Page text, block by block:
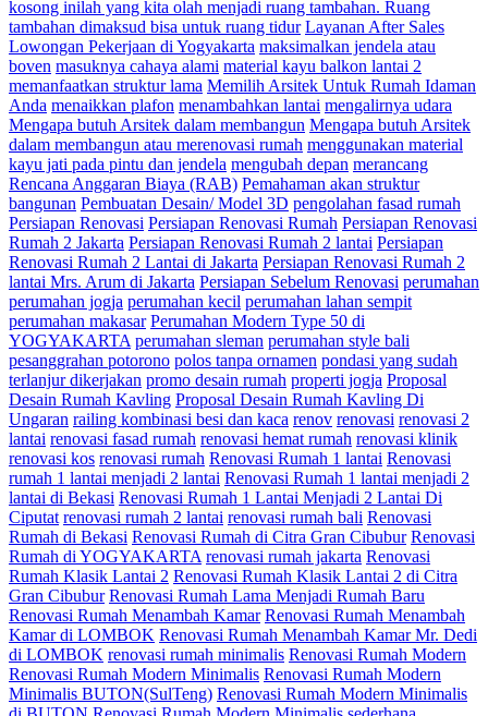
kosong inilah yang kita olah menjadi ruang tambahan. Ruang
tambahan dimaksud bisa untuk ruang tidur Layanan After Sales
Lowongan Pekerjaan di Yogyakarta maksimalkan jendela atau
boven masuknya cahaya alami material kayu balkon lantai 2
memanfaatkan struktur lama Memilih Arsitek Untuk Rumah Idaman
Anda menaikkan plafon menambahkan lantai mengalirnya udara
Mengapa butuh Arsitek dalam membangun Mengapa butuh Arsitek
dalam membangun atau merenovasi rumah menggunakan material
kayu jati pada pintu dan jendela mengubah depan merancang
Rencana Anggaran Biaya (RAB) Pemahaman akan struktur
bangunan Pembuatan Desain/ Model 3D pengolahan fasad rumah
Persiapan Renovasi Persiapan Renovasi Rumah Persiapan Renovasi
Rumah 2 Jakarta Persiapan Renovasi Rumah 2 lantai Persiapan
Renovasi Rumah 2 Lantai di Jakarta Persiapan Renovasi Rumah 2
lantai Mrs. Arum di Jakarta Persiapan Sebelum Renovasi perumahan
perumahan jogja perumahan kecil perumahan lahan sempit
perumahan makasar Perumahan Modern Type 50 di
YOGYAKARTA perumahan sleman perumahan style bali
pesanggrahan potorono polos tanpa ornamen pondasi yang sudah
terlanjur dikerjakan promo desain rumah properti jogja Proposal
Desain Rumah Kavling Proposal Desain Rumah Kavling Di
Ungaran railing kombinasi besi dan kaca renov renovasi renovasi 2
lantai renovasi fasad rumah renovasi hemat rumah renovasi klinik
renovasi kos renovasi rumah Renovasi Rumah 1 lantai Renovasi
rumah 1 lantai menjadi 2 lantai Renovasi Rumah 1 lantai menjadi 2
lantai di Bekasi Renovasi Rumah 1 Lantai Menjadi 2 Lantai Di
Ciputat renovasi rumah 2 lantai renovasi rumah bali Renovasi
Rumah di Bekasi Renovasi Rumah di Citra Gran Cibubur Renovasi
Rumah di YOGYAKARTA renovasi rumah jakarta Renovasi
Rumah Klasik Lantai 2 Renovasi Rumah Klasik Lantai 2 di Citra
Gran Cibubur Renovasi Rumah Lama Menjadi Rumah Baru
Renovasi Rumah Menambah Kamar Renovasi Rumah Menambah
Kamar di LOMBOK Renovasi Rumah Menambah Kamar Mr. Dedi
di LOMBOK renovasi rumah minimalis Renovasi Rumah Modern
Renovasi Rumah Modern Minimalis Renovasi Rumah Modern
Minimalis BUTON(SulTeng) Renovasi Rumah Modern Minimalis